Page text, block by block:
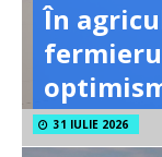
În
31 IULIE 2026